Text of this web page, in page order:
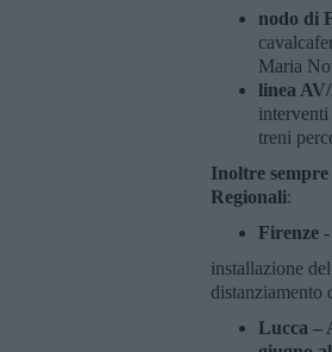
nodo di
Maria
linea
treni
Inoltre
Regionali:
Firenze
installazione
distanziamento
Lucca –